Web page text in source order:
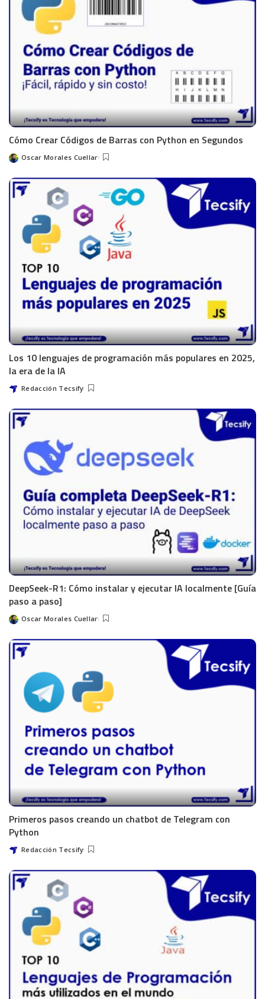
Cómo Crear Códigos de Barras con Python en Segundos
Oscar Morales Cuellar
Los 10 lenguajes de programación más populares en 2025,
la era de la IA
Redacción Tecsify
DeepSeek-R1: Cómo instalar y ejecutar IA localmente [Guía
paso a paso]
Oscar Morales Cuellar
Primeros pasos creando un chatbot de Telegram con
Python
Redacción Tecsify